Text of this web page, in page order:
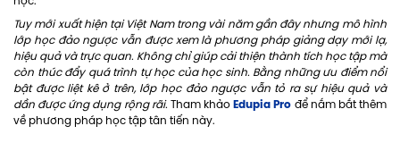
Tuy mới xuất hiện tại Việt Nam trong vài năm gần đây nhưng mô hình
lớp học đảo ngược vẫn được xem là phương pháp giảng dạy mới lạ,
hiệu quả và trực quan. Không chỉ giúp cải thiện thành tích học tập mà
còn thúc đẩy quá trình tự học của học sinh. Bằng những ưu điểm nổi
bật được liệt kê ở trên, lớp học đảo ngược vẫn tỏ ra sự hiệu quả và
dần được ứng dụng rộng rãi. Tham khảoEdupia Pro để nắm bắt thêm
về phương pháp học tập tân tiến này.